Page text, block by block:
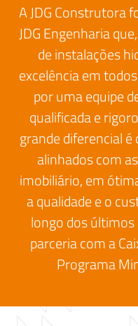
A JDG Construtora
JDG Engenharia
de instalações
excelência em
por uma equipe
qualificada e
grande diferencial
alinhados com
imobiliário, em
a qualidade e o
longo dos últimos
parceria com a
Programa